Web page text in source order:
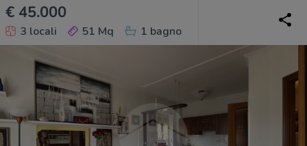
€ 45.000
3 locali 51 Mq 1 bagno